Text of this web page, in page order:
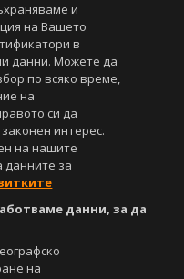
текстови, графични и
собственост на Агенция
Допуска се
след писмено съгласие на
и добавяне на линк към
и видео материали,
Нарушителите ще бъдат
и
на Вашето
в
данни. Можете да
по всяко време,
на
си да
интерес.
на нашите
данните за
данни, за да
на